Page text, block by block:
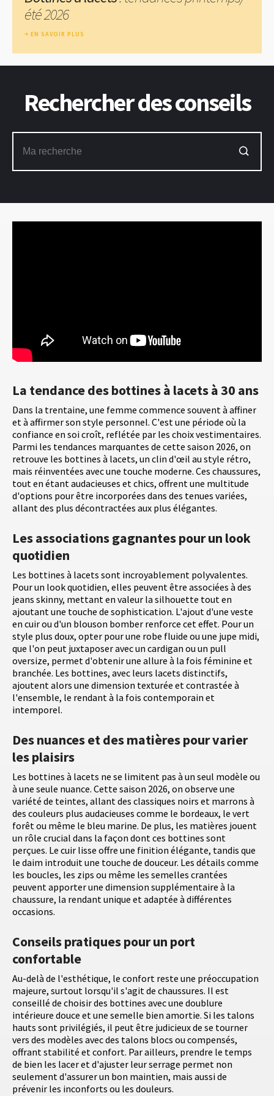
La tendance des bottines à lacets à 30 ans
Dans la trentaine, une femme commence souvent à affiner
et à affirmer son style personnel. C'est une période où la
confiance en soi croît, reflétée par les choix vestimentaires.
Parmi les tendances marquantes de cette saison 2026, on
retrouve les bottines à lacets, un clin d'œil au style rétro,
mais réinventées avec une touche moderne. Ces chaussures,
tout en étant audacieuses et chics, offrent une multitude
d'options pour être incorporées dans des tenues variées,
allant des plus décontractées aux plus élégantes.
Les associations gagnantes pour un look
quotidien
Les bottines à lacets sont incroyablement polyvalentes.
Pour un look quotidien, elles peuvent être associées à des
jeans skinny, mettant en valeur la silhouette tout en
ajoutant une touche de sophistication. L'ajout d'une veste
en cuir ou d'un blouson bomber renforce cet effet. Pour un
style plus doux, opter pour une robe fluide ou une jupe midi,
que l'on peut juxtaposer avec un cardigan ou un pull
oversize, permet d'obtenir une allure à la fois féminine et
branchée. Les bottines, avec leurs lacets distinctifs,
ajoutent alors une dimension texturée et contrastée à
l'ensemble, le rendant à la fois contemporain et
intemporel.
Des nuances et des matières pour varier
les plaisirs
Les bottines à lacets ne se limitent pas à un seul modèle ou
à une seule nuance. Cette saison 2026, on observe une
variété de teintes, allant des classiques noirs et marrons à
des couleurs plus audacieuses comme le bordeaux, le vert
forêt ou même le bleu marine. De plus, les matières jouent
un rôle crucial dans la façon dont ces bottines sont
perçues. Le cuir lisse offre une finition élégante, tandis que
le daim introduit une touche de douceur. Les détails comme
les boucles, les zips ou même les semelles crantées
peuvent apporter une dimension supplémentaire à la
chaussure, la rendant unique et adaptée à différentes
occasions.
Conseils pratiques pour un port
confortable
Au-delà de l'esthétique, le confort reste une préoccupation
majeure, surtout lorsqu'il s'agit de chaussures. Il est
conseillé de choisir des bottines avec une doublure
intérieure douce et une semelle bien amortie. Si les talons
hauts sont privilégiés, il peut être judicieux de se tourner
vers des modèles avec des talons blocs ou compensés,
offrant stabilité et confort. Par ailleurs, prendre le temps
de bien les lacer et d'ajuster leur serrage permet non
seulement d'assurer un bon maintien, mais aussi de
prévenir les inconforts ou les douleurs.
été 2026
EN SAVOIR PLUS
Rechercher des conseils